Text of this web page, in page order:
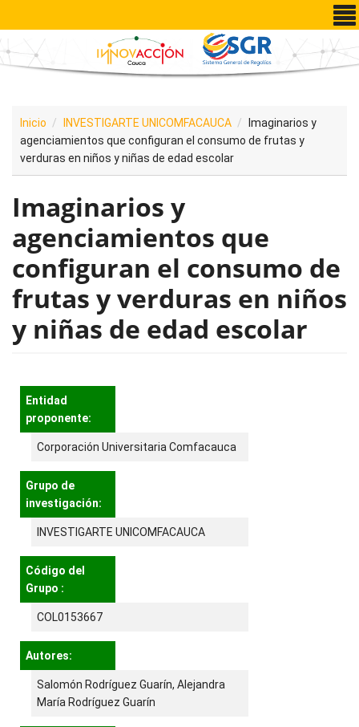
Pasar al contenido principal
Inicio INVESTIGARTE UNICOMFACAUCA
Imaginarios y
agenciamientos que configuran el consumo de frutas y
verduras en niños y niñas de edad escolar
Imaginarios y
agenciamientos que
configuran el consumo de
frutas y verduras en niños
y niñas de edad escolar
Entidad
proponente:
Corporación Universitaria Comfacauca
Grupo de
investigación:
INVESTIGARTE UNICOMFACAUCA
Código del
Grupo :
COL0153667
Autores:
Salomón Rodríguez Guarín, Alejandra
María Rodríguez Guarín